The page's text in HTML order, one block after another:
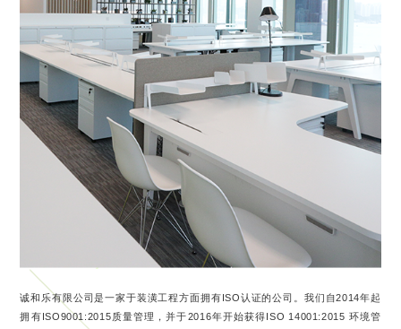
诚和乐有限公司是一家于装潢工程方面拥有ISO认证的公司。我们自2014年起
拥有ISO9001:2015质量管理，并于2016年开始获得ISO 14001:2015 环境管